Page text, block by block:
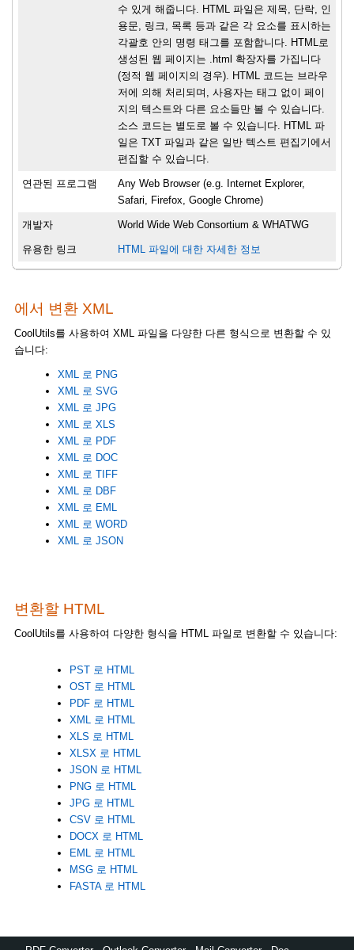
수 있게 해줍니다. HTML 파일은 제목, 단락, 인
용문, 링크, 목록 등과 같은 각 요소를 표시하는
각괄호 안의 명령 태그를 포함합니다. HTML로
생성된 웹 페이지는 .html 확장자를 가집니다
(정적 웹 페이지의 경우). HTML 코드는 브라우
저에 의해 처리되며, 사용자는 태그 없이 페이
지의 텍스트와 다른 요소들만 볼 수 있습니다.
소스 코드는 별도로 볼 수 있습니다. HTML 파
일은 TXT 파일과 같은 일반 텍스트 편집기에서
편집할 수 있습니다.
연관된 프로그램
Any Web Browser (e.g. Internet Explorer,
Safari, Firefox, Google Chrome)
개발자 World Wide Web Consortium & WHATWG
유용한 링크 HTML 파일에 대한 자세한 정보
에서 변환 XML
CoolUtils를 사용하여 XML 파일을 다양한 다른 형식으로 변환할 수 있
습니다:
XML 로 PNG
XML 로 SVG
XML 로 JPG
XML 로 XLS
XML 로 PDF
XML 로 DOC
XML 로 TIFF
XML 로 DBF
XML 로 EML
XML 로 WORD
XML 로 JSON
변환할 HTML
CoolUtils를 사용하여 다양한 형식을 HTML 파일로 변환할 수 있습니다:
PST 로 HTML
OST 로 HTML
PDF 로 HTML
XML 로 HTML
XLS 로 HTML
XLSX 로 HTML
JSON 로 HTML
PNG 로 HTML
JPG 로 HTML
CSV 로 HTML
DOCX 로 HTML
EML 로 HTML
MSG 로 HTML
FASTA 로 HTML